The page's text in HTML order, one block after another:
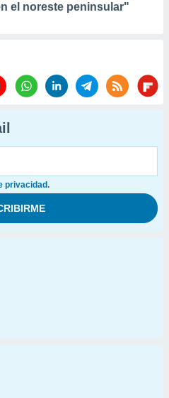
el noreste peninsular"
privacidad.